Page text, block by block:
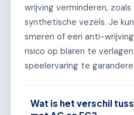
wrijving verminderen,
synthetische vezels. Je
smeren of een anti-
risico op blaren te
speelervaring te
Wat is het verschil